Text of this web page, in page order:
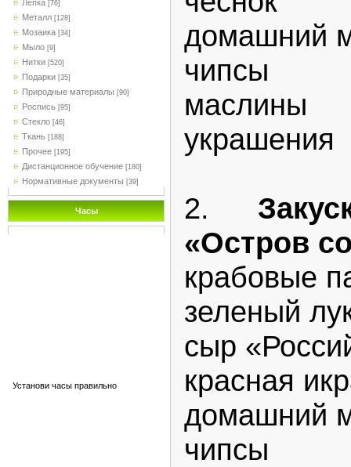
Лепка [76]
Металл [128]
Мозаика [34]
Мыло [9]
Нитки [520]
Подарки [35]
Природные материалы [90]
Роспись [95]
Стекло [46]
Ткань [188]
Прочее [195]
Дистанционное обучение [180]
Нормативные документы [39]
Часы
Установи часы правильно
домашний
чипсы
украшения
2.
«Остров
крабовые
зеленый
сыр
красная
домашний
чипсы